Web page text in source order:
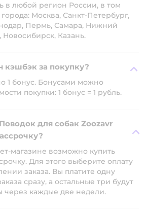
в любой регион России, в том
Москва, Санкт-Петербург,
Пермь, Самара, Нижний
Казань.
кэшбэк за покупку?
1 бонус. Бонусами можно
покупки: 1 бонус = 1 рубль.
для собак Zoozavr
магазине возможно купить
Для этого выберите оплату
заказа. Вы платите одну
сразу, а остальные три будут
через каждые две недели.